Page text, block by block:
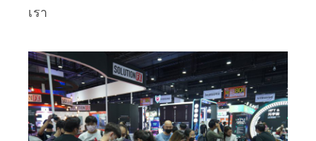
เรา